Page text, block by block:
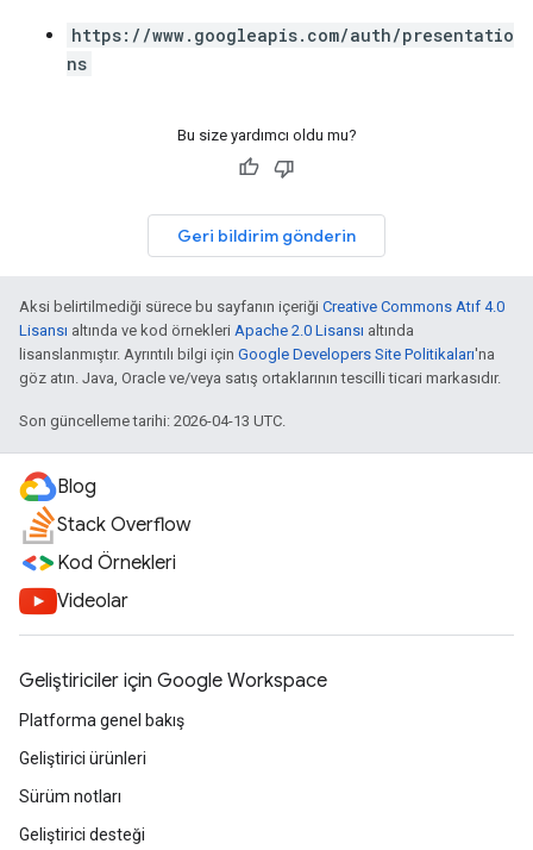
https://www.googleapis.com/auth/presentatio
ns
Bu size yardımcı oldu mu?
Geri bildirim gönderin
Aksi belirtilmediği sürece bu sayfanın içeriği Creative Commons Atıf 4.0
Lisansı altında ve kod örnekleri Apache 2.0 Lisansı altında
lisanslanmıştır. Ayrıntılı bilgi için Google Developers Site Politikaları'na
göz atın. Java, Oracle ve/veya satış ortaklarının tescilli ticari markasıdır.
Son güncelleme tarihi: 2026-04-13 UTC.
Blog
Stack Overflow
Kod Örnekleri
Videolar
Geliştiriciler için Google Workspace
Platforma genel bakış
Geliştirici ürünleri
Sürüm notları
Geliştirici desteği